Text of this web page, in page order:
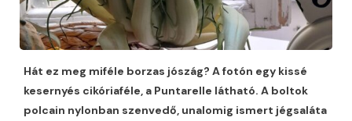
Hát ez meg miféle borzas jószág? A fotón egy kissé
kesernyés cikóriaféle, a Puntarelle látható. A boltok
polcain nylonban szenvedő, unalomig ismert jégsaláta